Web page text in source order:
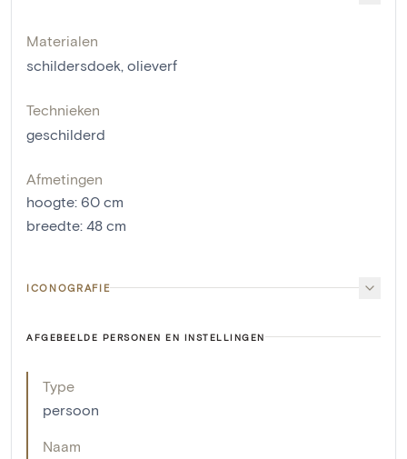
Materialen
schildersdoek olieverf
Technieken
geschilderd
Afmetingen
hoogte: 60 cm
breedte: 48 cm
ICONOGRAFIE
AFGEBEELDE PERSONEN EN INSTELLINGEN
Type
persoon
Naam